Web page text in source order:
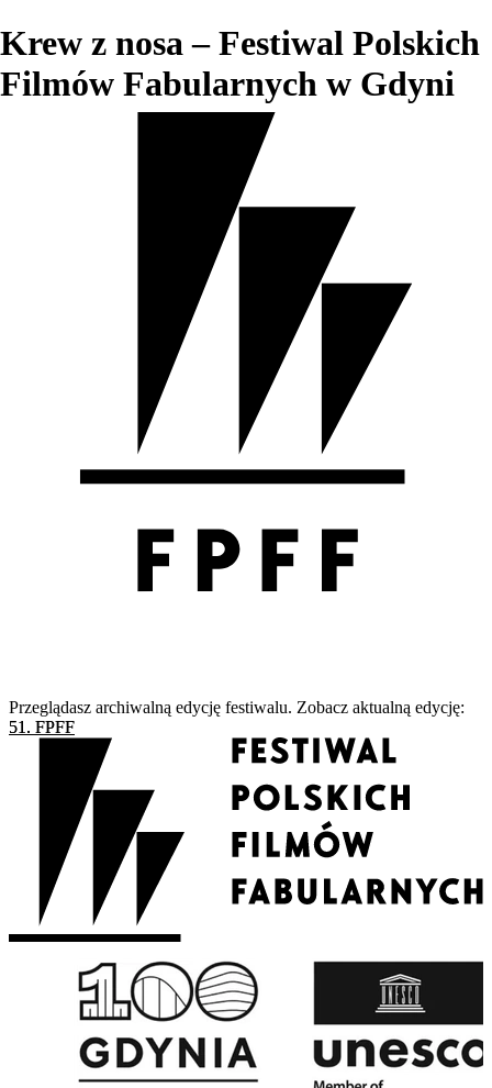
Krew z nosa – Festiwal Polskich
Filmów Fabularnych w Gdyni
Przeglądasz archiwalną edycję festiwalu. Zobacz aktualną edycję:
51. FPFF